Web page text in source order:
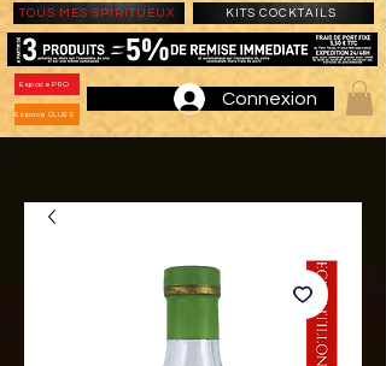
TOUS MES SPIRITUEUX KITS COCKTAILS
Espace PRO
Espace CLUBS
Connexion